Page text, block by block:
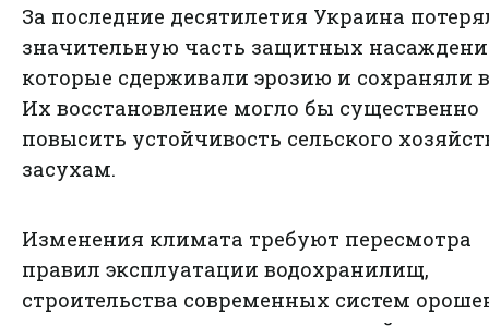
За последние десятилетия Украина
значительную часть защитных
которые сдерживали эрозию и сохраняли
Их восстановление могло бы существенно
повысить устойчивость сельского
засухам.
Изменения климата требуют пересмотра
правил эксплуатации водохранилищ,
строительства современных систем